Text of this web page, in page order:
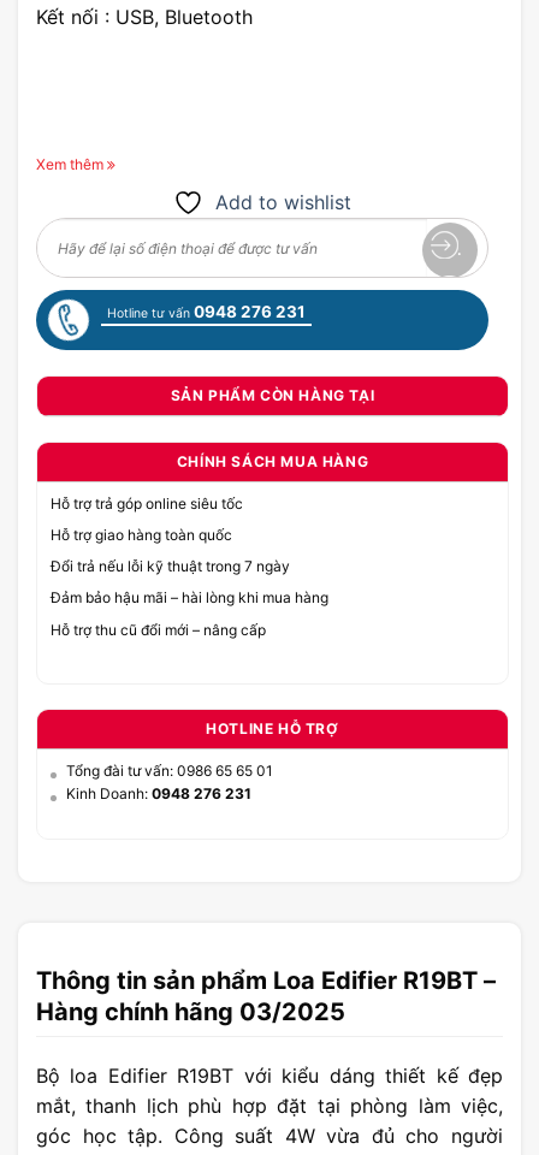
Kết nối : USB, Bluetooth
Xem thêm
Add to wishlist
Hotline tư vấn 0948 276 231
SẢN PHẨM CÒN HÀNG TẠI
CHÍNH SÁCH MUA HÀNG
Hỗ trợ trả góp online siêu tốc
Hỗ trợ giao hàng toàn quốc
Đổi trả nếu lỗi kỹ thuật trong 7 ngày
Đảm bảo hậu mãi – hài lòng khi mua hàng
Hỗ trợ thu cũ đổi mới – nâng cấp
HOTLINE HỖ TRỢ
Tổng đài tư vấn: 0986 65 65 01
Kinh Doanh: 0948 276 231
Thông tin sản phẩm Loa Edifier R19BT –
Hàng chính hãng 03/2025
Bộ loa Edifier R19BT với kiểu dáng thiết kế đẹp
mắt, thanh lịch phù hợp đặt tại phòng làm việc,
góc học tập. Công suất 4W vừa đủ cho người